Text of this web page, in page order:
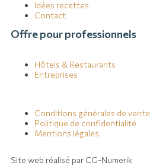
Idées recettes
Contact
Offre pour professionnels
Hôtels & Restaurants
Entreprises
Conditions générales de vente
Politique de confidentialité
Mentions légales
Site web réalisé par CG-Numerik